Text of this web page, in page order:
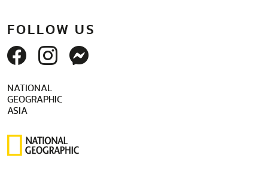
FOLLOW US
NATIONAL
GEOGRAPHIC
ASIA